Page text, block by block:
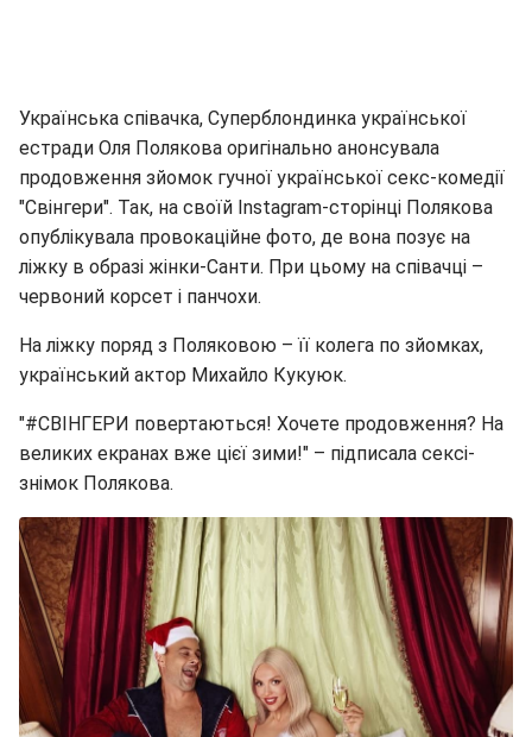
Українська співачка, Суперблондинка української
естради Оля Полякова оригінально анонсувала
продовження зйомок гучної української секс-комедії
"Свінгери". Так, на своїй Іnstagram-сторінці Полякова
опублікувала провокаційне фото, де вона позує на
ліжку в образі жінки-Санти. При цьому на співачці –
червоний корсет і панчохи.
На ліжку поряд з Поляковою – її колега по зйомках,
український актор Михайло Кукуюк.
"#СВІНГЕРИ повертаються! Хочете продовження? На
великих екранах вже цієї зими!" – підписала сексі-
знімок Полякова.